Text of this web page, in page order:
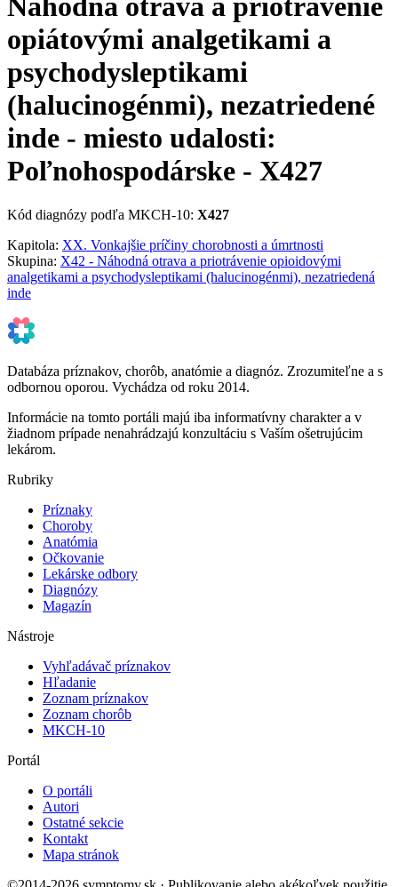
Náhodná otrava a priotrávenie
opiátovými analgetikami a
psychodysleptikami
(halucinogénmi), nezatriedené
inde - miesto udalosti:
Poľnohospodárske - X427
Kód diagnózy podľa MKCH-10: X427
Kapitola: XX. Vonkajšie príčiny chorobnosti a úmrtnosti
Skupina: X42 - Náhodná otrava a priotrávenie opioidovými
analgetikami a psychodysleptikami (halucinogénmi), nezatriedená
inde
Databáza príznakov, chorôb, anatómie a diagnóz. Zrozumiteľne a s
odbornou oporou. Vychádza od roku 2014.
Informácie na tomto portáli majú iba informatívny charakter a v
žiadnom prípade nenahrádzajú konzultáciu s Vaším ošetrujúcim
lekárom.
Rubriky
Príznaky
Choroby
Anatómia
Očkovanie
Lekárske odbory
Diagnózy
Magazín
Nástroje
Vyhľadávač príznakov
Hľadanie
Zoznam príznakov
Zoznam chorôb
MKCH-10
Portál
O portáli
Autori
Ostatné sekcie
Kontakt
Mapa stránok